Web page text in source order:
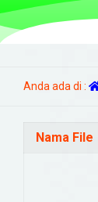
Anda ada di :
Nama File